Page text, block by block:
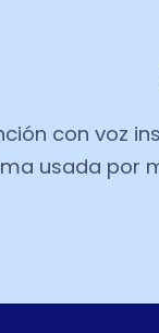
con voz
usada por